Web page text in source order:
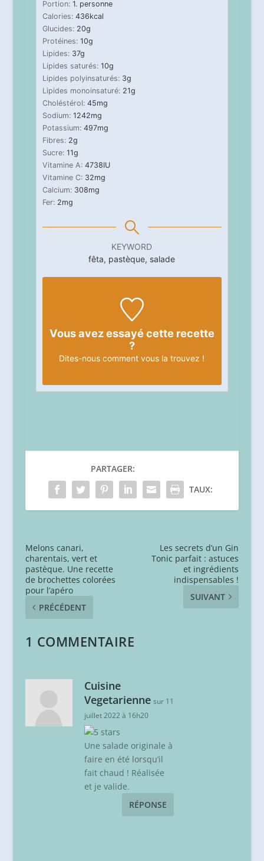
Portion: 1. personne
Calories: 436kcal
Glucides: 20g
Protéines: 10g
Lipides: 37g
Lipides saturés: 10g
Lipides polyinsaturés: 3g
Lipides monoinsaturé: 21g
Choléstérol: 45mg
Sodium: 1242mg
Potassium: 497mg
Fibres: 2g
Sucre: 11g
Vitamine A: 4738IU
Vitamine C: 32mg
Calcium: 308mg
Fer: 2mg
KEYWORD
fêta, pastèque, salade
Vous avez essayé cette recette
?
Dites-nous comment vous la trouvez !
PARTAGER:
TAUX:
Melons canari,
charentais, vert et
pastèque. Une recette
de brochettes colorées
pour l’apéro
PRÉCÉDENT
Les secrets d’un Gin
Tonic parfait : astuces
et ingrédients
indispensables !
SUIVANT
1 COMMENTAIRE
Cuisine
Vegetarienne sur 11
juillet 2022 à 16h20
Une salade originale à
faire en été lorsqu’il
fait chaud ! Réalisée
et je valide.
RÉPONSE